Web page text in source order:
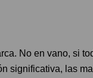
No en vano, si
significativa, las